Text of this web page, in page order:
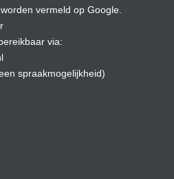
vermeld op Google.
via:
spraakmogelijkheid)